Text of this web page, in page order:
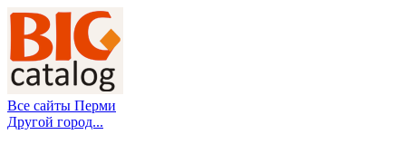
Все сайты Перми
Другой город...